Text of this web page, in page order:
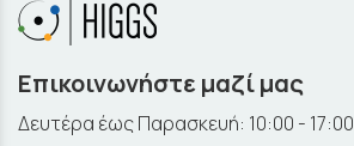
Επικοινωνήστε μαζί μας
Δευτέρα έως Παρασκευή: 10:00 - 17:00